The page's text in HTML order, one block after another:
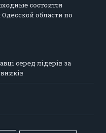
состоится
области по
серед лідерів за